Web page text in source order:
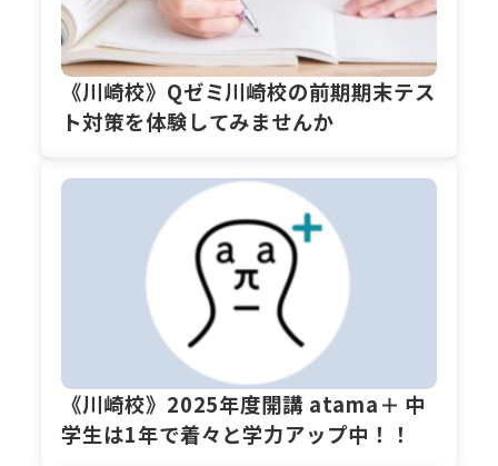
《川崎校》Qゼミ川崎校の前期期末テス
ト対策を体験してみませんか
《川崎校》2025年度開講 atama＋ 中
学生は1年で着々と学力アップ中！！